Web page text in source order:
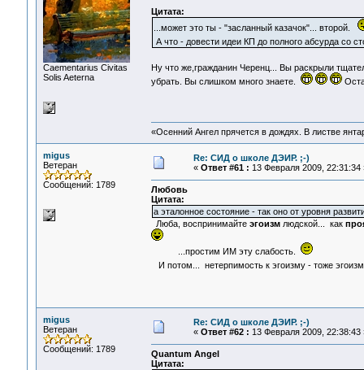
Сaementarius Civitas
Solis Aeterna
Цитата:
...может это ты - "засланный казачок"... второй.
А что - довести идеи КП до полного абсурда со
Ну что же,гражданин Черенц... Вы раскрыли
убрать. Вы слишком много знаете.
«Осенний Ангел прячется в дождях. В листве
migus
Ветеран
Сообщений: 1789
Re: СИД о школе ДЭИР. ;-)
« Ответ #61 : 13 Февраля 2009, 22:31:34
Любовь
Цитата:
а эталонное состояние - так оно от уровня
Люба, воспринимайте эгоизмлюдской... как
...простим ИМ эту слабость.
И потом... нетерпимость к эгоизму - тоже
migus
Ветеран
Сообщений: 1789
Re: СИД о школе ДЭИР. ;-)
« Ответ #62 : 13 Февраля 2009, 22:38:43
Quantum Angel
Цитата: